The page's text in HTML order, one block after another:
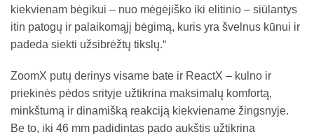
kiekvienam bėgikui – nuo mėgėjiško iki elitinio – siūlantys
itin patogų ir palaikomąjį bėgimą, kuris yra švelnus kūnui ir
padeda siekti užsibrėžtų tikslų.“
ZoomX putų derinys visame bate ir ReactX – kulno ir
priekinės pėdos srityje užtikrina maksimalų komfortą,
minkštumą ir dinamišką reakciją kiekviename žingsnyje.
Be to, iki 46 mm padidintas pado aukštis užtikrina